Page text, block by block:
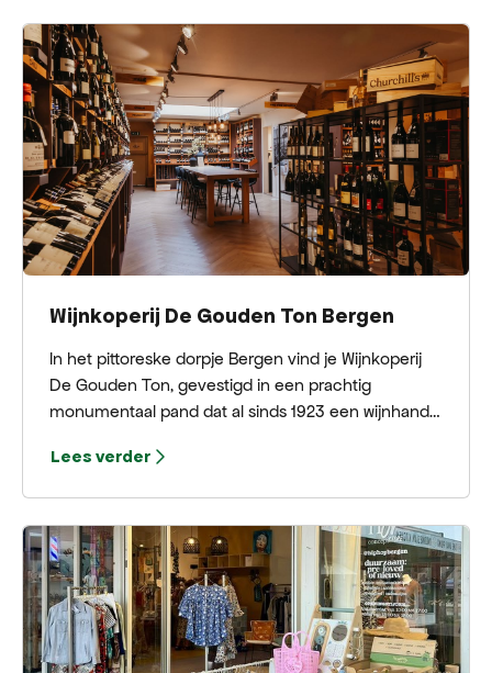
service als vanzelfsprekend onderdeel van de
beleving.
Wijnkoperij De Gouden Ton Bergen
In het pittoreske dorpje Bergen vind je Wijnkoperij
De Gouden Ton, gevestigd in een prachtig
monumentaal pand dat al sinds 1923 een wijnhandel
iedereen die houdt van bijzondere wijnen en
Lees verder